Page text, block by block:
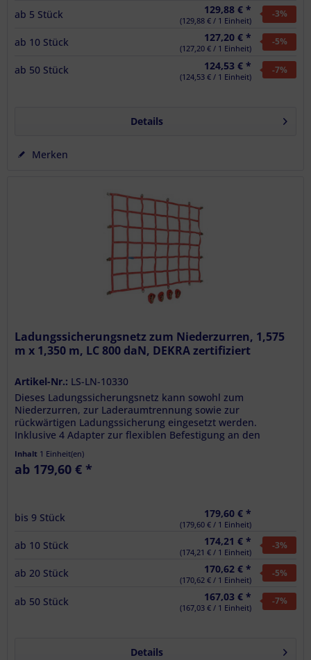
ab 5 Stück 129,88 € *
(129,88 € / 1 Einheit)
-3%
ab 10 Stück 127,20 € *
(127,20 € / 1 Einheit)
-5%
ab 50 Stück 124,53 € *
(124,53 € / 1 Einheit)
-7%
Details
Merken
Ladungssicherungsnetz zum Niederzurren, 1,575
m x 1,350 m, LC 800 daN, DEKRA zertifiziert
Artikel-Nr.: LS-LN-10330
Dieses Ladungssicherungsnetz kann sowohl zum
Niederzurren, zur Laderaumtrennung sowie zur
rückwärtigen Ladungssicherung eingesetzt werden.
Inklusive 4 Adapter zur flexiblen Befestigung an den
Inhalt 1 Einheit(en)
ab 179,60 € *
bis 9 Stück 179,60 € *
(179,60 € / 1 Einheit)
ab 10 Stück 174,21 € *
(174,21 € / 1 Einheit)
-3%
ab 20 Stück 170,62 € *
(170,62 € / 1 Einheit)
-5%
ab 50 Stück 167,03 € *
(167,03 € / 1 Einheit)
-7%
Details